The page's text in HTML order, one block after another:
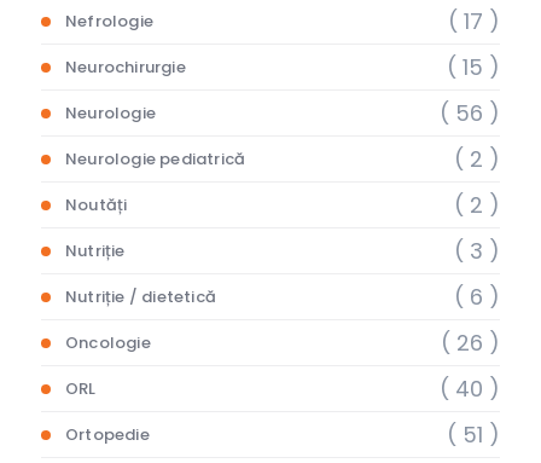
Nefrologie ( 17 )
Neurochirurgie ( 15 )
Neurologie ( 56 )
Neurologie pediatrică ( 2 )
Noutăți ( 2 )
Nutriție ( 3 )
Nutriție / dietetică ( 6 )
Oncologie ( 26 )
ORL ( 40 )
Ortopedie ( 51 )